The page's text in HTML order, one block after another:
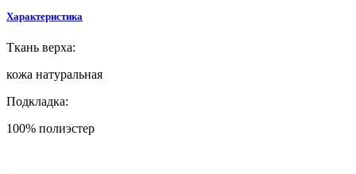
Характеристика
Ткань верха:
кожа натуральная
Подкладка:
100% полиэстер